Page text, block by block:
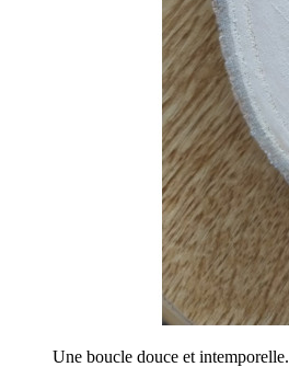
Une boucle douce et intemporelle.